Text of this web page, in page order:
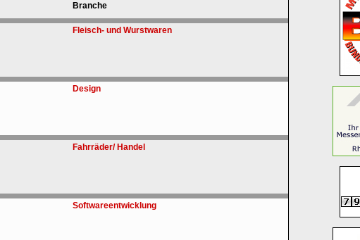
Branche
Fleisch- und Wurstwaren
Design
Fahrräder/ Handel
Softwareentwicklung